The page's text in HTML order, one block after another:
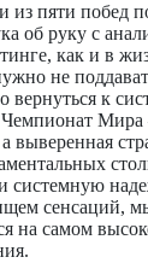
пяти побед
об руку с
как и в
не
к
выверенная
системную
сенсаций,
на самом